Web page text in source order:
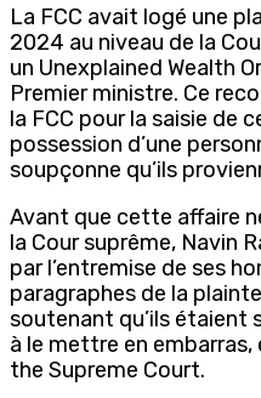
La FCC avait logé une
2024 au niveau de la
un Unexplained Wealth
Premier ministre. Ce
la FCC pour la saisie de
possession d’une
soupçonne qu’ils
Avant que cette affaire
la Cour suprême, Navin
par l’entremise de ses
paragraphes de la
soutenant qu’ils étaient
à le mettre en
the Supreme Court.